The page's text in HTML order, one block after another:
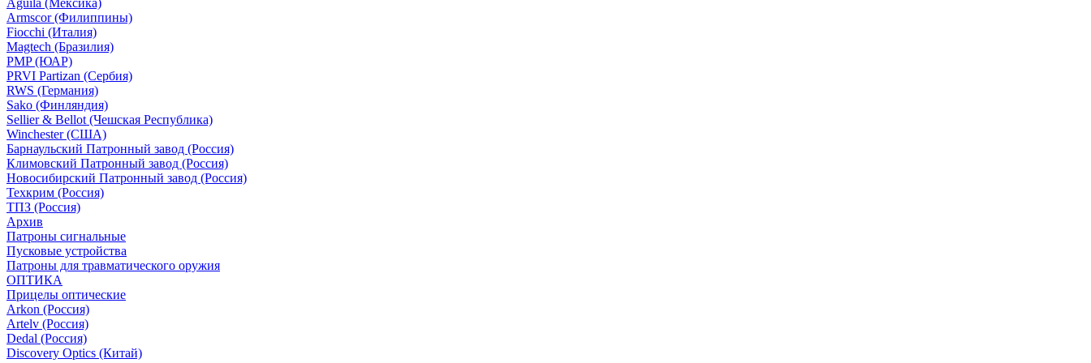
Aguila (Мексика)
Armscor (Филиппины)
Fiocchi (Италия)
Magtech (Бразилия)
PMP (ЮАР)
PRVI Partizan (Сербия)
RWS (Германия)
Sako (Финляндия)
Sellier & Bellot (Чешская Республика)
Winchester (США)
Барнаульский Патронный завод (Россия)
Климовский Патронный завод (Россия)
Новосибирский Патронный завод (Россия)
Техкрим (Россия)
ТПЗ (Россия)
Архив
Патроны сигнальные
Пусковые устройства
Патроны для травматического оружия
ОПТИКА
Прицелы оптические
Arkon (Россия)
Artelv (Россия)
Dedal (Россия)
Discovery Optics (Китай)